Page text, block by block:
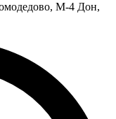
М-4 Дон,